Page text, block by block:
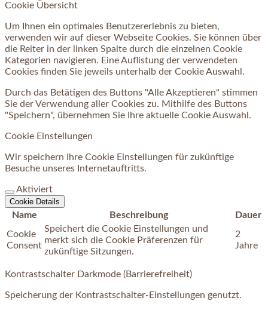
Cookie Übersicht
Um Ihnen ein optimales Benutzererlebnis zu bieten,
verwenden wir auf dieser Webseite Cookies. Sie können über
die Reiter in der linken Spalte durch die einzelnen Cookie
Kategorien navigieren. Eine Auflistung der verwendeten
Cookies finden Sie jeweils unterhalb der Cookie Auswahl.
Durch das Betätigen des Buttons "Alle Akzeptieren" stimmen
Sie der Verwendung aller Cookies zu. Mithilfe des Buttons
"Speichern", übernehmen Sie Ihre aktuelle Cookie Auswahl.
Cookie Einstellungen
Wir speichern Ihre Cookie Einstellungen für zukünftige
Besuche unseres Internetauftritts.
Aktiviert
Cookie Details
Name Beschreibung
Dauer
Cookie
Consent
Speichert die Cookie Einstellungen und
merkt sich die Cookie Präferenzen für
zukünftige Sitzungen.
2
Jahre
Kontrastschalter Darkmode (Barrierefreiheit)
Speicherung der Kontrastschalter-Einstellungen genutzt.